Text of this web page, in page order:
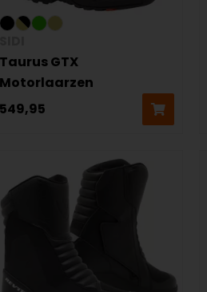
Taurus GTX
Motorlaarzen
549,95